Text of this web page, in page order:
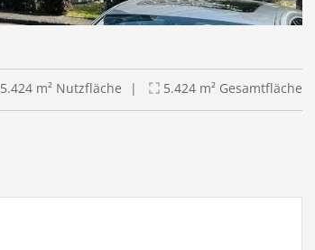
5.424 m² Nutzfläche 5.424 m² Gesamtfläche